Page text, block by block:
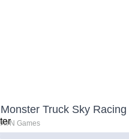
Monster Truck Sky Racing
AYN Games